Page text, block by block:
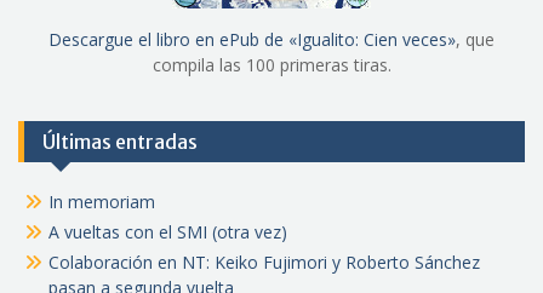
Descargue el libro en ePub de «Igualito: Cien veces», que
compila las 100 primeras tiras.
Últimas entradas
In memoriam
A vueltas con el SMI (otra vez)
Colaboración en NT: Keiko Fujimori y Roberto Sánchez
pasan a segunda vuelta